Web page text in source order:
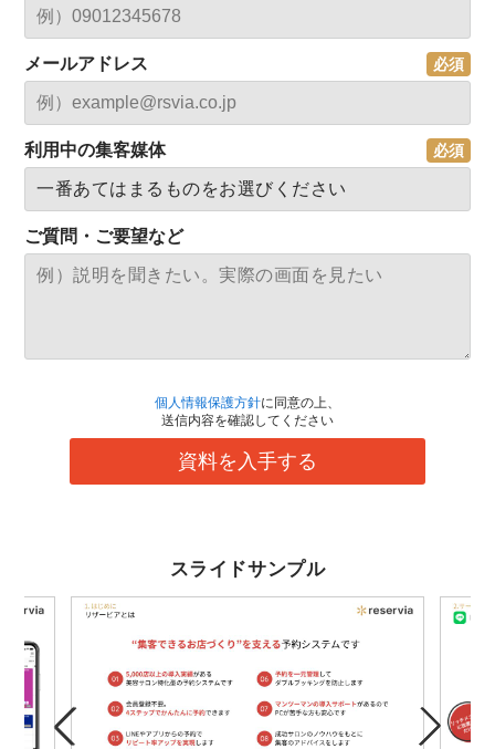
メールアドレス
利用中の集客媒体
ご質問・ご要望など
個人情報保護方針に同意の上、
送信内容を確認してください
資料を入手する
スライドサンプル